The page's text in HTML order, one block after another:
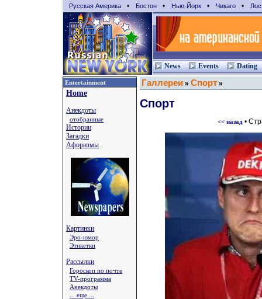
Русская Америка • Бостон • Нью-Йорк • Чикаго •
News Events Dating
Entertainment
Home
Анекдоты
отобранные
Истории
Загадки
Афоризмы
Картинки
Эро-юмор
Этикетки
Рассылки
Гороскоп по почте
TV-программа
Анекдоты
... еще ...
Галлереи » Спорт »
Спорт
<< назад•